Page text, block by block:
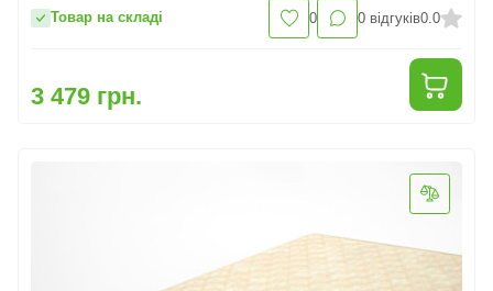
Товар на складі 0 0 відгуків0.0
3 479 грн.